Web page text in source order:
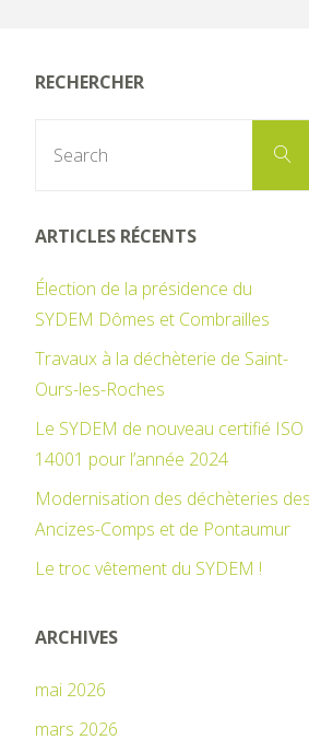
RECHERCHER
ARTICLES RÉCENTS
Élection de la présidence du
SYDEM Dômes et Combrailles
Travaux à la déchèterie de Saint-
Ours-les-Roches
Le SYDEM de nouveau certifié ISO
14001 pour l’année 2024
Modernisation des déchèteries des
Ancizes-Comps et de Pontaumur
Le troc vêtement du SYDEM !
ARCHIVES
mai 2026
mars 2026